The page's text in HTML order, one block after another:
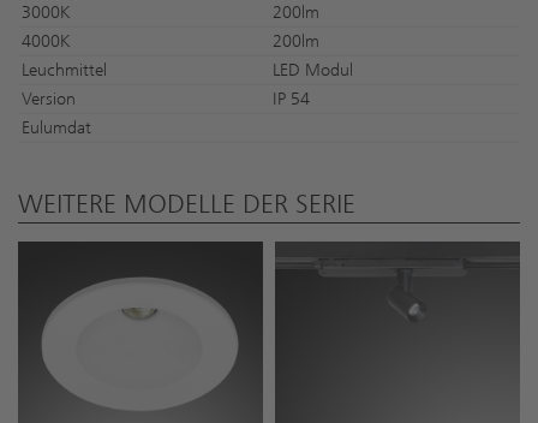
3000K
200lm
4000K
200lm
Leuchmittel
LED Modul
Version
IP 54
Eulumdat
WEITERE MODELLE DER SERIE